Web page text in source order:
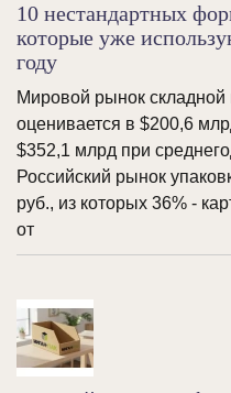
10 нестандартных
которые уже
году
Мировой рынок складной
оценивается в $200,6
$352,1 млрд при
Российский рынок
руб., из которых 36% -
от